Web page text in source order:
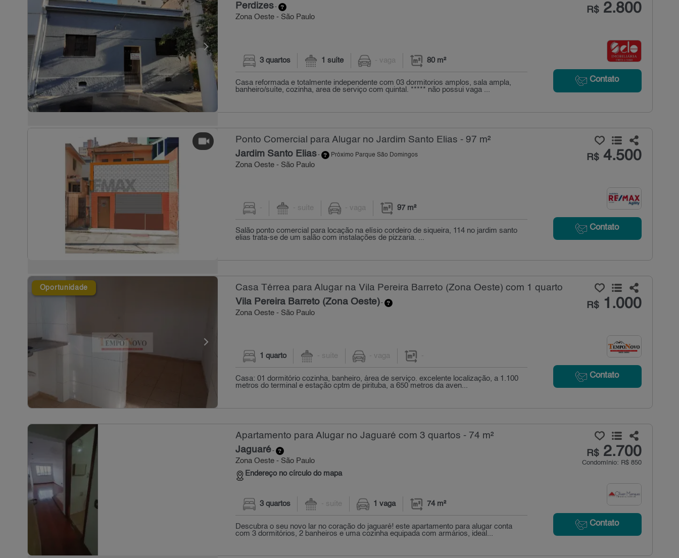
Perdizes-
Zona Oeste - São Paulo
R$2.800
Contato
3 quartos 1 suíte - vaga 80 m²
Casa reformada e totalmente independente com 03 dormitorios amplos, sala ampla,
banheiro/suíte, cozinha, area de serviço com quintal. ***** não possui vaga ...
Ponto Comercial para Alugar no Jardim Santo Elias - 97 m²
Jardim Santo Elias- Próximo Parque São Domingos
Zona Oeste - São Paulo
R$4.500
Contato
- - suíte - vaga 97 m²
Salão ponto comercial para locação na elísio cordeiro de siqueira, 114 no jardim santo
elias trata-se de um salão com instalações de pizzaria. ...
Oportunidade Casa Térrea para Alugar na Vila Pereira Barreto (Zona Oeste) com 1 quarto
Vila Pereira Barreto (Zona Oeste)-
Zona Oeste - São Paulo
R$1.000
Contato
1 quarto - suíte - vaga -
Casa: 01 dormitório cozinha, banheiro, área de serviço. excelente localização, a 1.100
metros do terminal e estação cptm de pirituba, a 650 metros da aven...
Apartamento para Alugar no Jaguaré com 3 quartos - 74 m²
Jaguaré-
Zona Oeste - São Paulo
Endereço no círculo do mapa
R$2.700
Condomínio: R$ 850
Contato
3 quartos - suíte 1 vaga 74 m²
Descubra o seu novo lar no coração do jaguaré! este apartamento para alugar conta
com 3 dormitórios, 2 banheiros e uma cozinha equipada com armários, ideal...